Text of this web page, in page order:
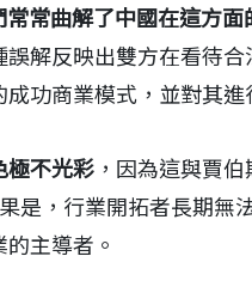
常曲解了中國在這方面
誤解反映出雙方在看待
功商業模式，並對其進
極不光彩 ，因為這與賈
是，行業開拓者長期
主導者。